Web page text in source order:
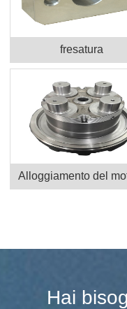
fresatura
Alloggiamento del
Hai